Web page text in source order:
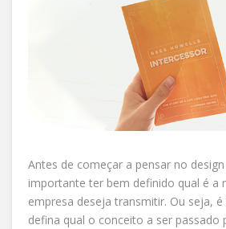
Antes de começar a pensar no
importante ter bem definido qual é a
empresa deseja transmitir. Ou seja,
defina qual o conceito a ser passado